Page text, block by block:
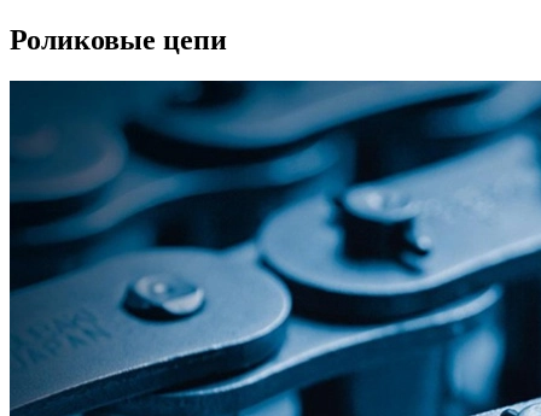
Роликовые цепи